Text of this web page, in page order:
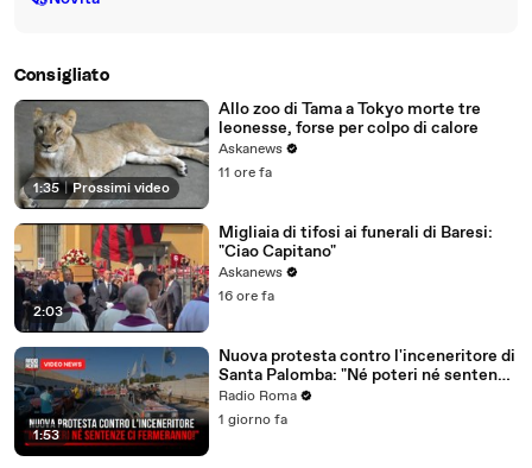
Consigliato
1:35 | Prossimi video
Allo zoo di Tama a Tokyo morte tre
leonesse, forse per colpo di calore
Askanews
11 ore fa
2:03
Migliaia di tifosi ai funerali di Baresi:
"Ciao Capitano"
Askanews
16 ore fa
1:53
Nuova protesta contro l'inceneritore di
Santa Palomba: "Né poteri né sentenze
ci fermeranno!"
Radio Roma
1 giorno fa